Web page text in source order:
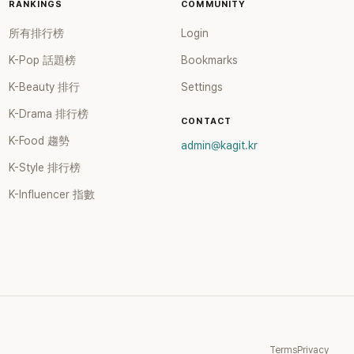
RANKINGS
所有排行榜
K-Pop 話題榜
K-Beauty 排行
K-Drama 排行榜
K-Food 趨勢
K-Style 排行榜
K-Influencer 指數
COMMUNITY
Login
Bookmarks
Settings
CONTACT
admin@kagit.kr
TermsPrivacy